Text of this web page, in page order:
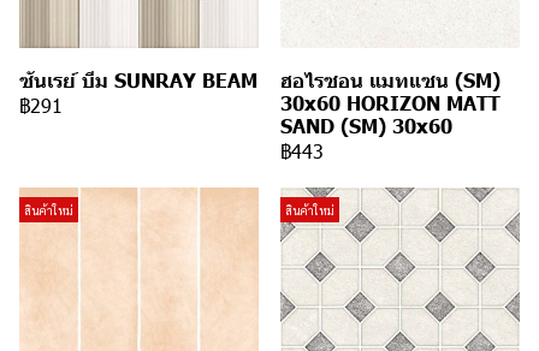
ซันเรย์ บีม SUNRAY BEAM
฿291
ฮอไรซอน แมทแซน (SM)
30x60 HORIZON MATT
SAND (SM) 30x60
฿443
สินค้าใหม่ สินค้าใหม่